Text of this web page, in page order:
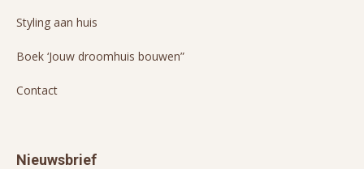
Styling aan huis
Boek ‘Jouw droomhuis bouwen”
Contact
Nieuwsbrief